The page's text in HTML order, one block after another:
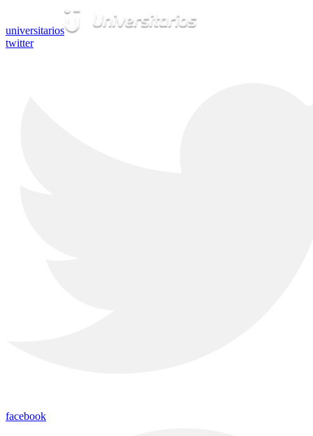
universitarios
twitter
facebook